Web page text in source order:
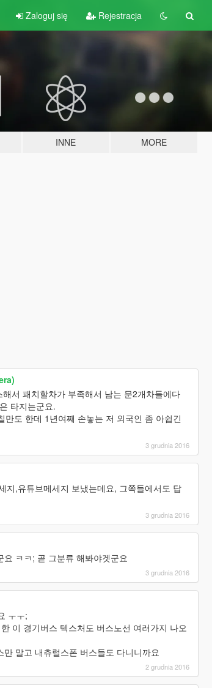
Zaloguj się Rejestracja
INNE MORE
서 패치할차가 부족해서 남는 문2개차들에다
타지는군요.
도 한데 1년여째 손놓는 저 외국인 좀 아쉽긴
3 grudnia 2016
지,유튜브메세지 보냈는데요, 그쪽들에서도 답
3 grudnia 2016
ㅋㅋ; 곧 그분류 해봐야겟군요
3 grudnia 2016
ㅜㅜ;
이 경기버스 텍스처도 버스노선 여러가지 나오
말고 내츄럴스폰 버스들도 다니니까요
2 grudnia 2016